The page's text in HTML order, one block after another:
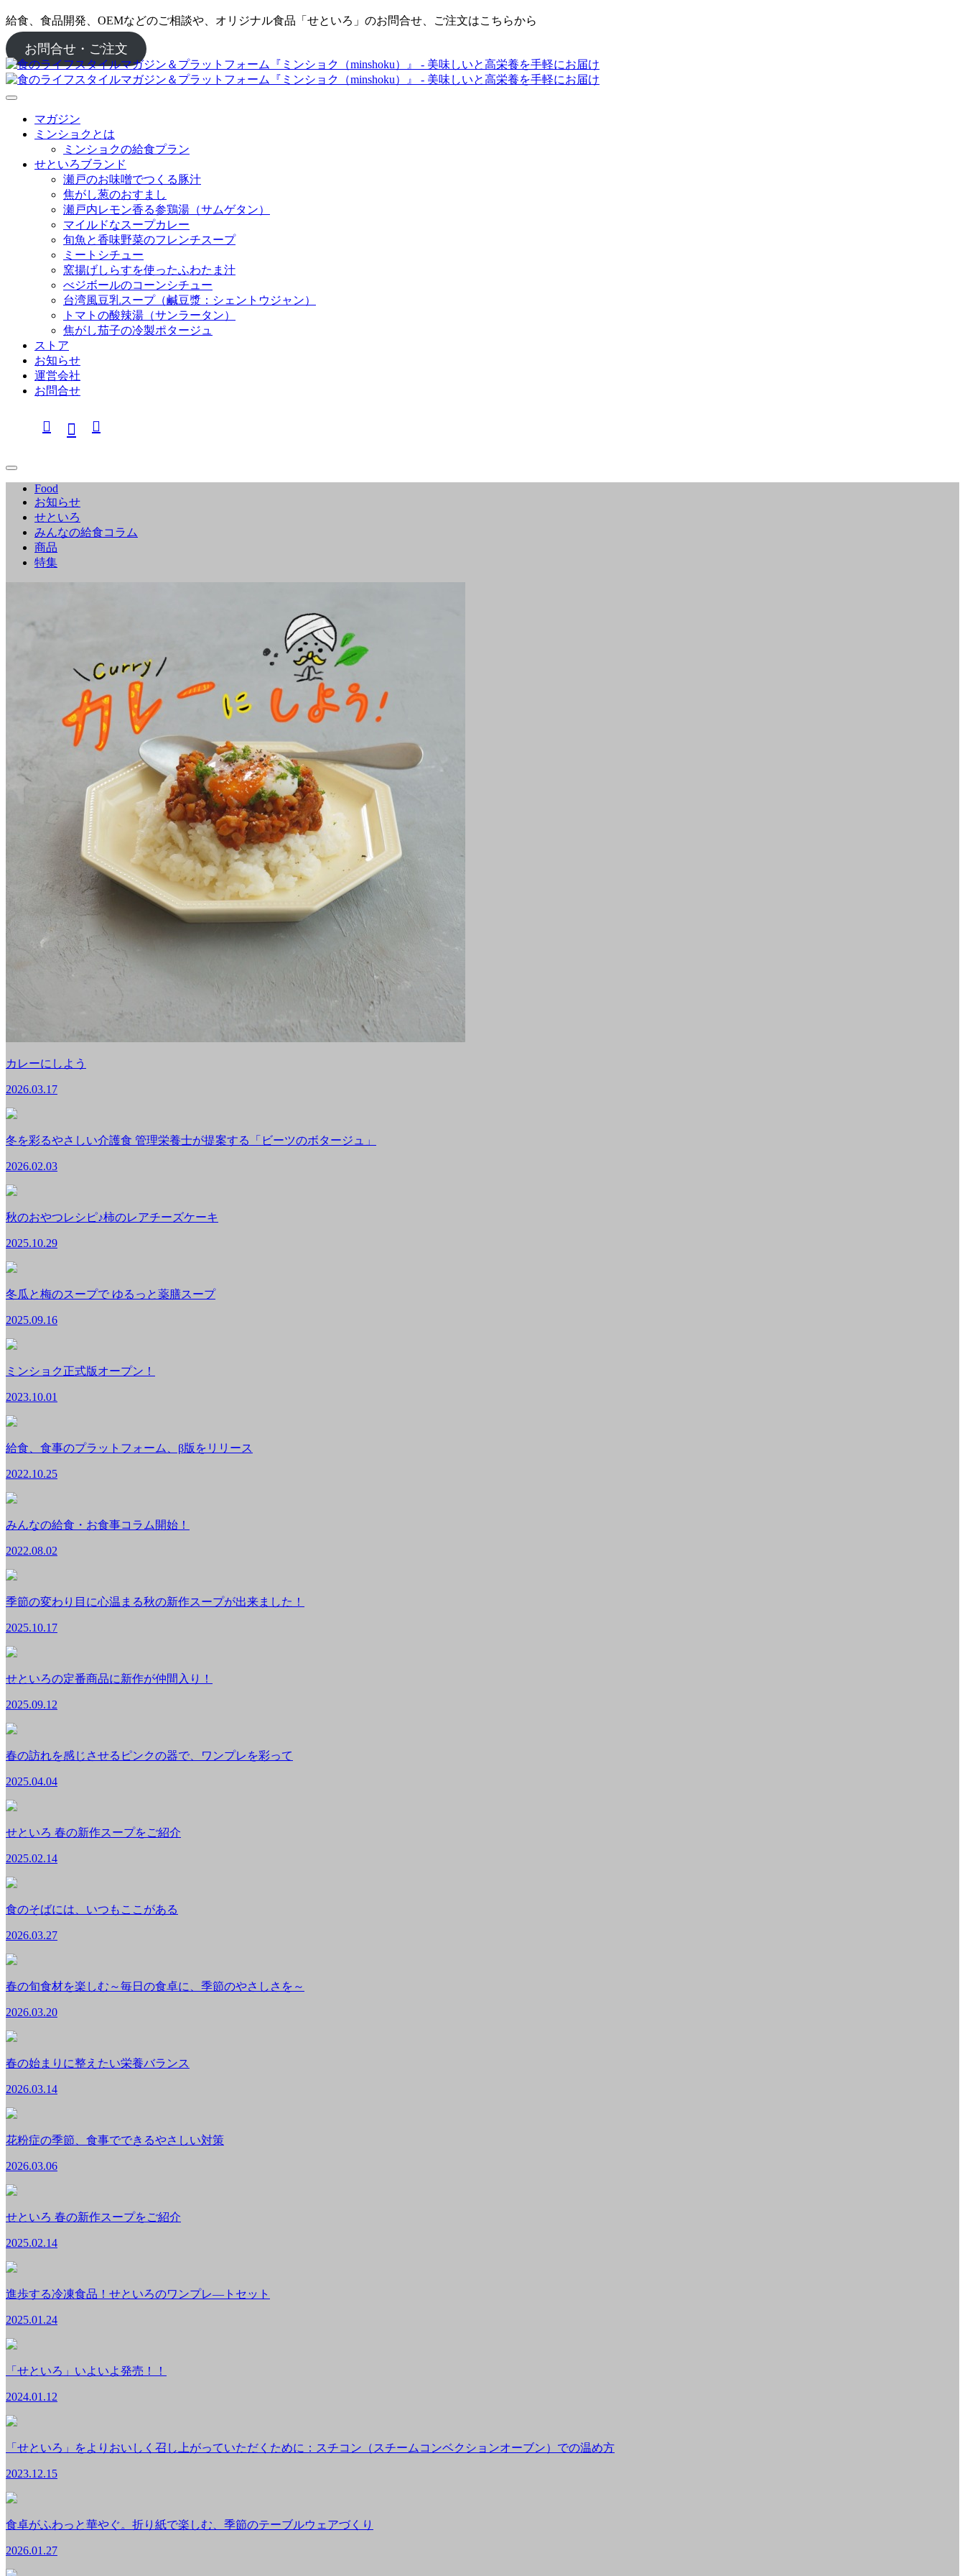
給食、食品開発、OEMなどのご相談や、オリジナル食品「せといろ」のお問合せ、ご注文はこちらから
お問合せ・ご注文
マガジン
ミンショクとは
ミンショクの給食プラン
せといろブランド
瀬戸のお味噌でつくる豚汁
焦がし葱のおすまし
瀬戸内レモン香る参鶏湯（サムゲタン）
マイルドなスープカレー
旬魚と香味野菜のフレンチスープ
ミートシチュー
窯揚げしらすを使ったふわたま汁
べジボールのコーンシチュー
台湾風豆乳スープ（鹹豆漿：シェントウジャン）
トマトの酸辣湯（サンラータン）
焦がし茄子の冷製ポタージュ
ストア
お知らせ
運営会社
お問合せ
Food
お知らせ
せといろ
みんなの給食コラム
商品
特集
カレーにしよう
2026.03.17
冬を彩るやさしい介護食 管理栄養士が提案する「ビーツのボタージュ」
2026.02.03
秋のおやつレシピ♪柿のレアチーズケーキ
2025.10.29
冬瓜と梅のスープで ゆるっと薬膳スープ
2025.09.16
ミンショク正式版オープン！
2023.10.01
給食、食事のプラットフォーム、β版をリリース
2022.10.25
みんなの給食・お食事コラム開始！
2022.08.02
季節の変わり目に心温まる秋の新作スープが出来ました！
2025.10.17
せといろの定番商品に新作が仲間入り！
2025.09.12
春の訪れを感じさせるピンクの器で、ワンプレを彩って
2025.04.04
せといろ 春の新作スープをご紹介
2025.02.14
食のそばには、いつもここがある
2026.03.27
春の旬食材を楽しむ～毎日の食卓に、季節のやさしさを～
2026.03.20
春の始まりに整えたい栄養バランス
2026.03.14
花粉症の季節、食事でできるやさしい対策
2026.03.06
せといろ 春の新作スープをご紹介
2025.02.14
進歩する冷凍食品！せといろのワンプレ―トセット
2025.01.24
「せといろ」いよいよ発売！！
2024.01.12
「せといろ」をよりおいしく召し上がっていただくために：スチコン（スチームコンベクションオーブン）での温め方
2023.12.15
食卓がふわっと華やぐ。折り紙で楽しむ、季節のテーブルウェアづくり
2026.01.27